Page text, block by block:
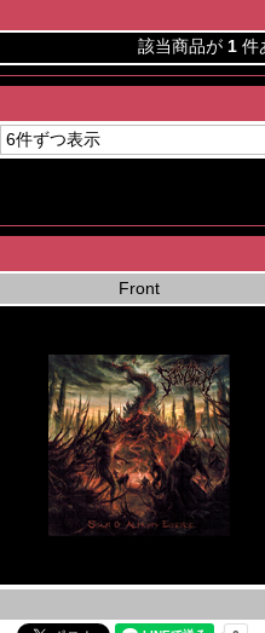
該当商品が 1 件
Front